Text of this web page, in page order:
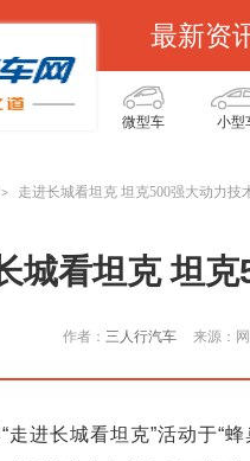
最新资
微型车 小型
> 走进长城看坦克 坦克500强大动力技
城看坦克 坦
作者： 三人行汽车 来源：
走进长城看坦克”活动于“